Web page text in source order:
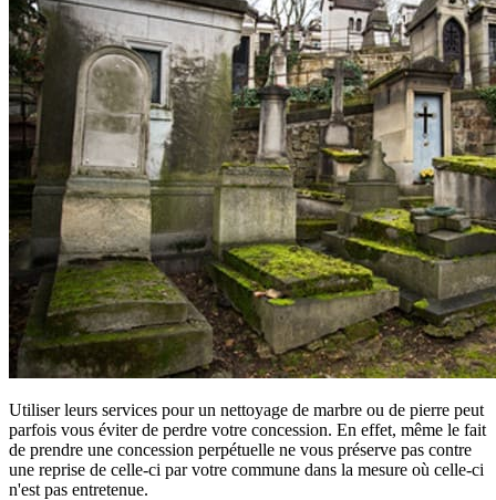
Utiliser leurs services pour un nettoyage de marbre ou de pierre peut
parfois vous éviter de perdre votre concession. En effet, même le fait
de prendre une concession perpétuelle ne vous préserve pas contre
une reprise de celle-ci par votre commune dans la mesure où celle-ci
n'est pas entretenue.